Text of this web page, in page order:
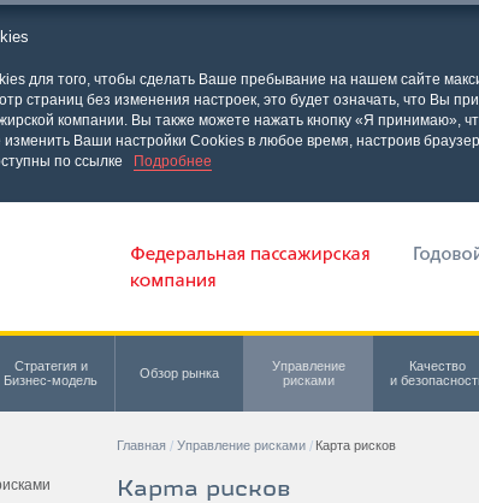
для того, чтобы сделать Ваше пребывание на нашем сайте
страниц без изменения настроек, это будет означать, что Вы
компании. Вы также можете нажать кнопку «Я принимаю»,
Ваши настройки Cookies в любое время, настроив
по ссылке
Подробнее
Стратегия и
Бизнес-модель
Обзор рынка
Управление
рисками
Качество
и
Главная Управление рисками Карта рисков
Карта рисков